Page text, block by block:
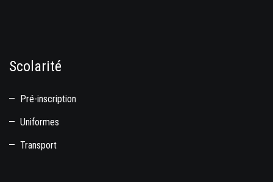
Scolarité
Pré-inscription
Uniformes
Transport